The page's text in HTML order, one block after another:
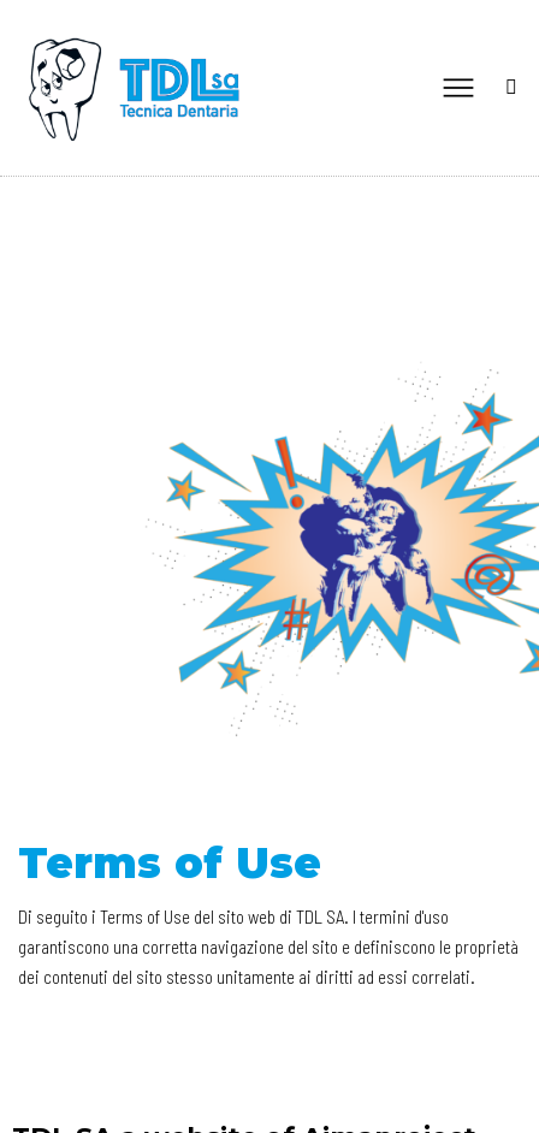
Terms of Use
Di seguito i Terms of Use del sito web di TDL SA. I termini d'uso
garantiscono una corretta navigazione del sito e definiscono le proprietà
dei contenuti del sito stesso unitamente ai diritti ad essi correlati.